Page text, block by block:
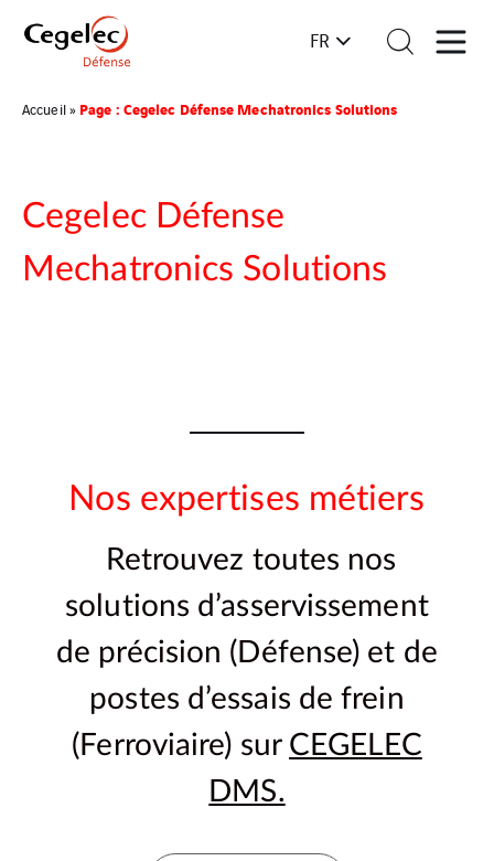
FR
Accueil» Page : Cegelec Défense Mechatronics Solutions
Cegelec Défense
Mechatronics Solutions
Nos expertises métiers
Retrouvez toutes nos
solutions d’asservissement
de précision (Défense) et de
postes d’essais de frein
(Ferroviaire) sur CEGELEC
DMS.